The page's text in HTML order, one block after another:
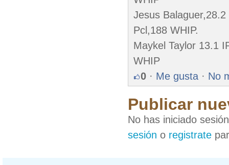
Jesus
Pcl,188 WHIP.
Maykel Taylor 13.1
WHIP
0 · Me gusta · No
Publicar
No has iniciado
sesión o registrate